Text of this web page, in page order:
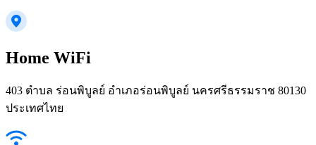
Home WiFi
403 ตำบล ร่อนพิบูลย์ อำเภอร่อนพิบูลย์ นครศรีธรรมราช 80130
ประเทศไทย